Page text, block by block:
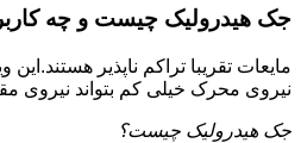
جک هیدرولیک چیست و چه
مایعات تقریبا تراکم ناپذیر
نیروی محرک خیلی کم بتواند نیروی
جک هیدرولیک چیست؟